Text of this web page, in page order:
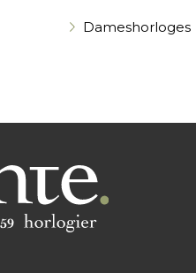
Dameshorloges